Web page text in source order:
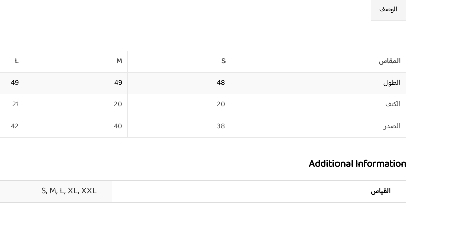
الوصف
المقاس S
M
L
الطول
48
49
49
الكتف
20
20
21
الصدر
38
40
42
Additional Information
القياس S,M,L,XL,XXL